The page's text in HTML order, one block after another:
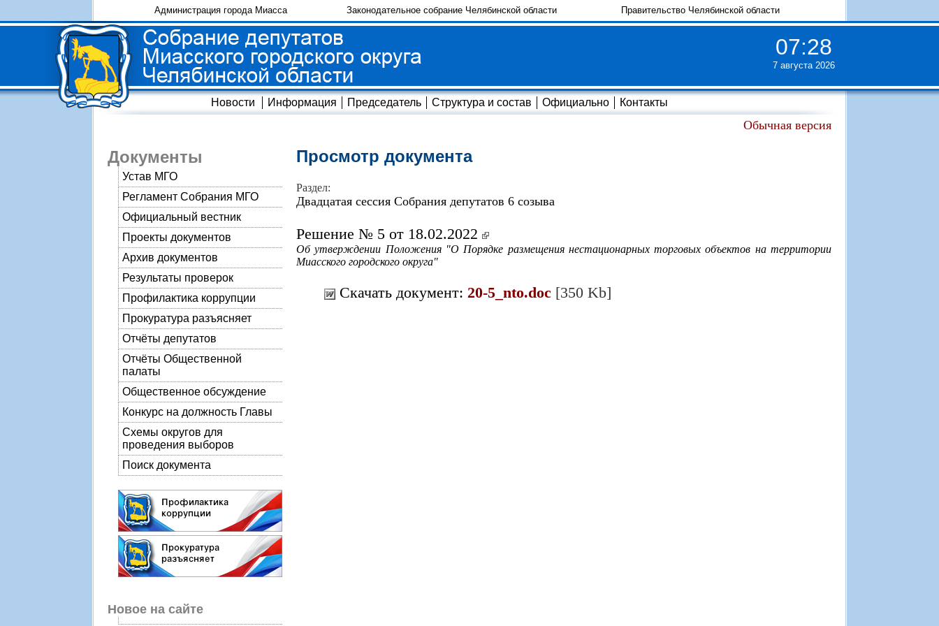
Администрация города Миасса Законодательное собрание Челябинской области Правительство Челябинской области
07:28
7 августа 2026
Новости Информация Председатель Структура и состав Официально Контакты
Обычная версия
Документы
Устав МГО
Регламент Собрания МГО
Официальный вестник
Проекты документов
Архив документов
Результаты проверок
Профилактика коррупции
Прокуратура разъясняет
Отчёты депутатов
Отчёты Общественной
палаты
Общественное обсуждение
Конкурс на должность Главы
Схемы округов для
проведения выборов
Поиск документа
Новое на сайте
Просмотр документа
Раздел:
Двадцатая сессия Собрания депутатов 6 созыва
Решение № 5 от 18.02.2022
Об утверждении Положения "О Порядке размещения нестационарных торговых объектов на территории
Миасского городского округа"
Скачать документ: 20-5_nto.doc [350 Kb]